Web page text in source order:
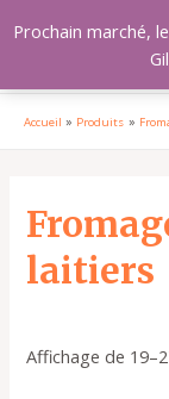
au
Accueil Produits
laitiers
Affichage de
Prochain marché,